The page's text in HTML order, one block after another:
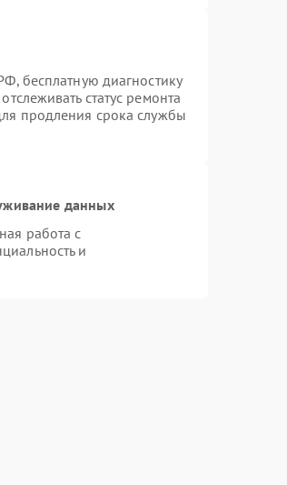
бесплатную диагностику
статус ремонта
продления срока службы
данных
работа с
и